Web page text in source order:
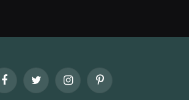
FacebookTwitter InstagramPinterest